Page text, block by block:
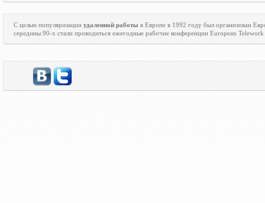
С целью популяризации удаленной работы в Европе в 1992 году был организован
середины 90-х стали проводиться ежегодные рабочие конференции European Telework